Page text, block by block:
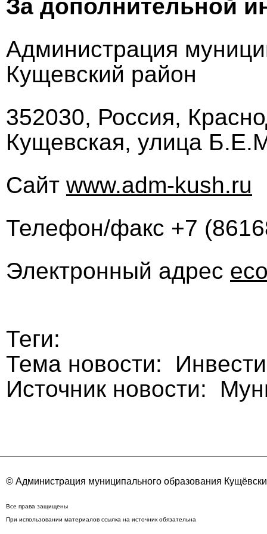
За дополнительной
Администрация
Кущевский район
352030, Россия,
Кущевская, улица
Сайт www.adm-kush.ru
Телефон/факс +7
Электронный адрес
Теги:
Тема новости:
Источник новости:
© Администрация муниципального образования
Все права защищены
При использовании материалов ссылка на источник обязательна